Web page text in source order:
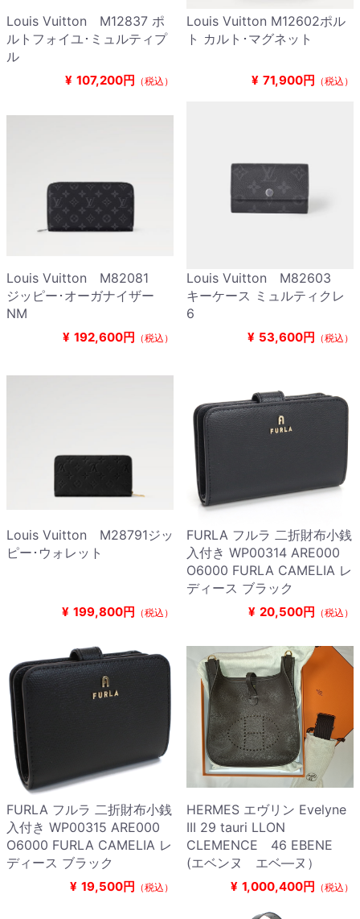
Louis Vuitton M12837 ポ
ルトフォイユ･ミュルティプ
ル
¥ 107,200円 （税込）
Louis Vuitton M12602ポル
ト カルト･マグネット
¥ 71,900円 （税込）
Louis Vuitton M82081
ジッピー･オーガナイザー
NM
¥ 192,600円 （税込）
Louis Vuitton M82603
キーケース ミュルティクレ
6
¥ 53,600円 （税込）
Louis Vuitton M28791ジッ
ピー･ウォレット
¥ 199,800円 （税込）
FURLA フルラ 二折財布小銭
入付き WP00314 ARE000
O6000 FURLA CAMELIA レ
ディース ブラック
¥ 20,500円 （税込）
FURLA フルラ 二折財布小銭
入付き WP00315 ARE000
O6000 FURLA CAMELIA レ
ディース ブラック
¥ 19,500円 （税込）
HERMES エヴリン Evelyne
III 29 tauri LLON
CLEMENCE 46 EBENE
(エベンヌ エベ―ヌ）
¥ 1,000,400円 （税込）